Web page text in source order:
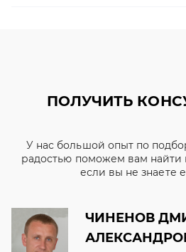
ПОЛУЧИТЬ
У нас большой опыт по
радостью поможем вам найти
если вы не знаете
ЧИНЕНОВ